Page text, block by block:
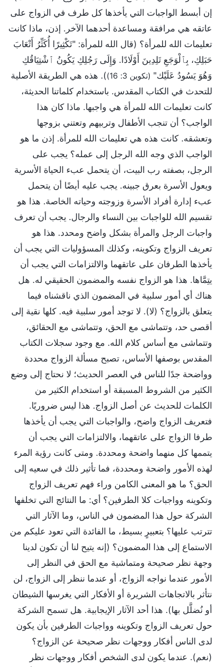
إن أبسط الواجبات التي يأخذها كل طرف في الزواج على
عاتقه هي مرافقة ومساعدة أحدهما الآخر. إذن، ماذا كانت
تعليمات الله للمرأة؟ (قال الله للمرأة: "تَكْثِيرًا أُكَثِّرُ أَتْعَابَ
حَبَلِكِ، بِٱلْوَجَعِ تَلِدِينَ أَوْلَادًا. وَإِلَى رَجُلِكِ يَكُونُ ٱشْتِيَاقُكِ
وَهُوَ يَسُودُ عَلَيْك" (تكوين 3: 16)
). هذه هي الطريقة الأصلية
للتحدث في الكتاب المقدس. باستخدام كلماتنا الحديثة،
كانت تعليمات الله للمرأة هي واجبها. ماذا كان هذا
الواجب؟ أن تنجب الأطفال وتربيهم وتعتني بزوجها
وتعشقه. كانت هذه هي تعليمات الله للمرأة. إذن ما هو
الواجب الذي وجه الله الرجل إلى عمله؟ يجب على
الرجل، بصفته رب البيت، أن يتحمل عبء الحياة الأسرية
ويعول الأسرة بعرق جبينه. يجب عليه أيضًا أن يتحمل
عبء إدارة أفراد الأسرة وزوجته وحياته الخاصة. هذا هو
تقسيم الله للواجبات بين النساء والرجال. يجب أن تعرف
واجبات الرجل والمرأة بشكل واضح ومحدد. هذا هو
تعريف الزواج وتكوينه، وكذلك المسؤوليات التي يجب أن
يأخذها الطرفان على عاتقهما والالتزامات التي يجب أن
يتِمَّاها. هذا هو الزواج نفسه والمضمون الحقيقي له. هل
هناك أي أمور سلبية في المضمون الذي ناقشناه فيما
يتعلق بالزواج؟ (لا). لا توجد أمور سلبية فيه. كلها نقية إلى
أقصى حد، وتتماشى مع الحق، وتتماشى مع الحقائق،
وتتماشى مع أساس كلام الله. مع وجود سجلات الكتاب
المقدس بوصفها الأساس، تصبح مسألة الزواج محددة
وواضحة جدًا للناس في العصر الحديث؛ لا نحتاج إلى وضع
الكثير من الشروط المسبقة أو استخدام الكثير من
الكلمات للحديث عن أصل الزواج. هذا ليس ضروريًا.
فتعريف الزواج واضح، والواجبات التي يجب أن يأخذها
طرفا الزواج على عاتقهما، والالتزامات التي يجب أن
يتممها كل منهما واضحة ومحددة. ومتى كانت رؤية المرء
لهذه الأمور واضحة ومحددة، فما تأثير ذلك في سعيه إلى
الحق؟ ما هو المعنى الكامن وراء فهم تعريف الزواج
وتكوينه وواجبات كلا الطرفين؟ أي: ما النتائج التي تخلفها
الشركة حول هذا المضمون في الناس، وما الآثار التي
تترتب عليها؟ بتعبيرٍ بسيط، ما الفائدة التي تعود عليكم من
الاستماع إلى هذا المضمون؟ (إنه يتيح لنا أن تكون لدينا
وجهة نظر صحيحة ومتماشية مع الحق في النظر إلى
الأمور عندما نواجه الزواج، أو عندما ننظر إلى الزواج، لن
نتأثر بالاتجاهات الشريرة أو الأفكار التي يغرسها الشيطان
أو نُضلَّل بها). هذا أحد الآثار الإيجابية. هل تسمح الشركة
حول تعريف الزواج وتكوينه وواجبات الطرفين بأن يكون
لدى الناس أفكار ووجهات نظر صحيحة عن الزواج؟
(نعم). عندما يكون لدى الشخص أفكار ووجهات نظر